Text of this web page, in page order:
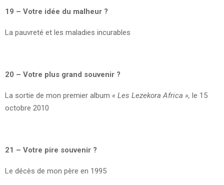
19 – Votre idée du malheur ?
La pauvreté et les maladies incurables
20 – Votre plus grand souvenir ?
La sortie de mon premier album « Les Lezekora Africa », le 15
octobre 2010
21 – Votre pire souvenir ?
Le décès de mon père en 1995